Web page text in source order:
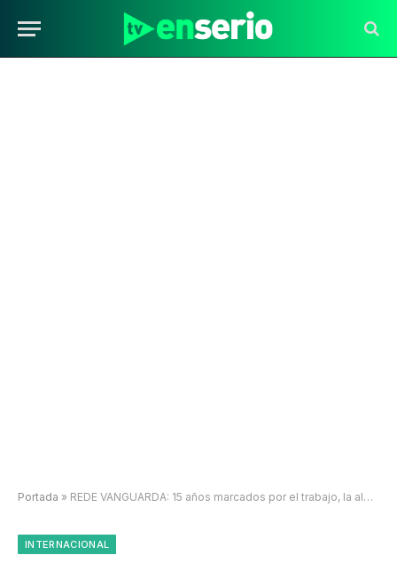
Portada » REDE VANGUARDA: 15 años marcados por el trabajo, la alegría y el amor.
INTERNACIONAL